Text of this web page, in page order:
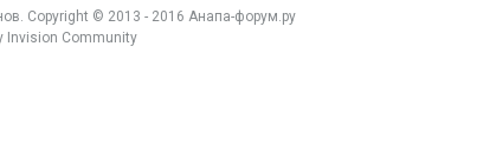
. Copyright © 2013 - 2016 Анапа-форум.ру
Invision Community